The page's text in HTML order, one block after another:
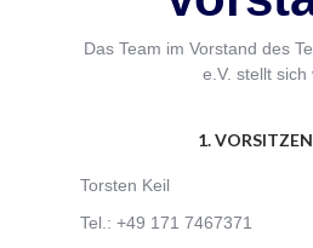
Das Team im Vorstand des
e.V. stellt sich
1.
Torsten Keil
Tel.: +49 171 7467371